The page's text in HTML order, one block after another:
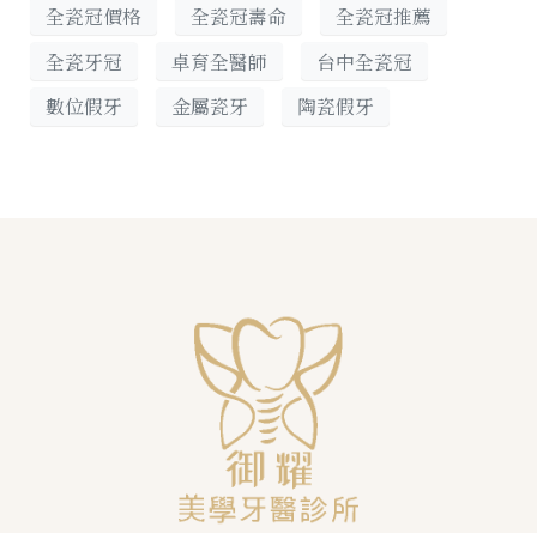
全瓷冠價格
全瓷冠壽命
全瓷冠推薦
全瓷牙冠
卓育全醫師
台中全瓷冠
數位假牙
金屬瓷牙 陶瓷假牙